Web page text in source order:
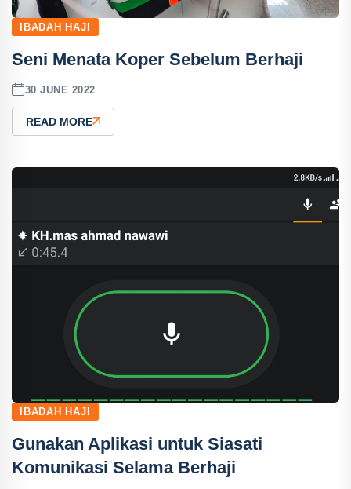
IBADAH HAJI
Seni Menata Koper Sebelum Berhaji
30 JUNE 2022
READ MORE
IBADAH HAJI
Gunakan Aplikasi untuk Siasati
Komunikasi Selama Berhaji